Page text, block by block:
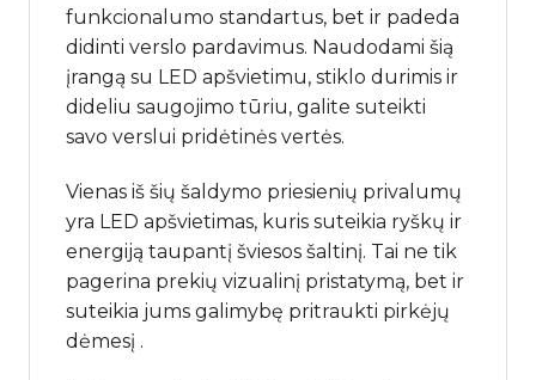
funkcionalumo standartus, bet ir padeda
didinti verslo pardavimus. Naudodami šią
įrangą su LED apšvietimu, stiklo durimis ir
dideliu saugojimo tūriu, galite suteikti
savo verslui pridėtinės vertės.
Vienas iš šių šaldymo priesienių privalumų
yra LED apšvietimas, kuris suteikia ryškų ir
energiją taupantį šviesos šaltinį. Tai ne tik
pagerina prekių vizualinį pristatymą, bet ir
suteikia jums galimybę pritraukti pirkėjų
dėmesį .